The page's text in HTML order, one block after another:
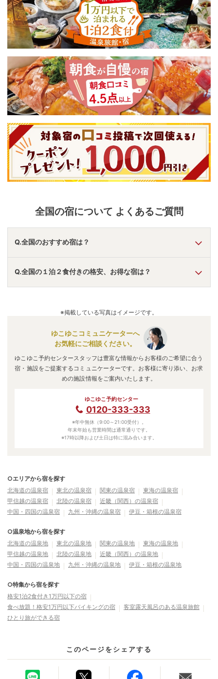
全国の宿について よくあるご質問
Q.全国のおすすめ宿は？
A.「ホテルニューアカオ」・ 「スタジアムシティホテル長
」・ 大江戸温泉物語Premium 箕面観光ホテル
旅館・ホテルがおすすめの宿泊先です。
Q.全国の１泊２食付きの格安、お得な宿は？
」などの旅館・ホテルがお得な価格で泊まれる
※掲載している写真はイメージです。
ゆこゆこコミュニケーターへ
お気軽にご相談ください。
ゆこゆこ予約センタースタッフは豊富な情報からお客様のご希望に合う
宿・施設をご提案するコミュニケーターです。お客様に寄り添い、お求
めの施設情報をご案内いたします。
ゆこゆこ予約センター
0120-333-333
※年中無休（9:00～21:00受付）。
年末年始も営業時間は通常通りです。
※17時以降および土日は特に混み合います。
○エリアから宿を探す
北海道の温泉宿
東北の温泉宿 関東の温泉宿
東海の温泉宿
甲信越の温泉宿
北陸の温泉宿
近畿（関西）の温泉宿
中国・四国の温泉宿
九州・沖縄の温泉宿 伊豆・箱根の温泉宿
○温泉地から宿を探す
北海道の温泉地
東北の温泉地 関東の温泉地
東海の温泉地
甲信越の温泉地
北陸の温泉地
近畿（関西）の温泉地
中国・四国の温泉地
九州・沖縄の温泉地 伊豆・箱根の温泉地
○特集から宿を探す
格安1泊2食付き1万円以下の宿
食べ放題！格安1万円以下バイキングの宿
客室露天風呂のある温泉旅館
ひとり旅ができる宿
このページをシェアする